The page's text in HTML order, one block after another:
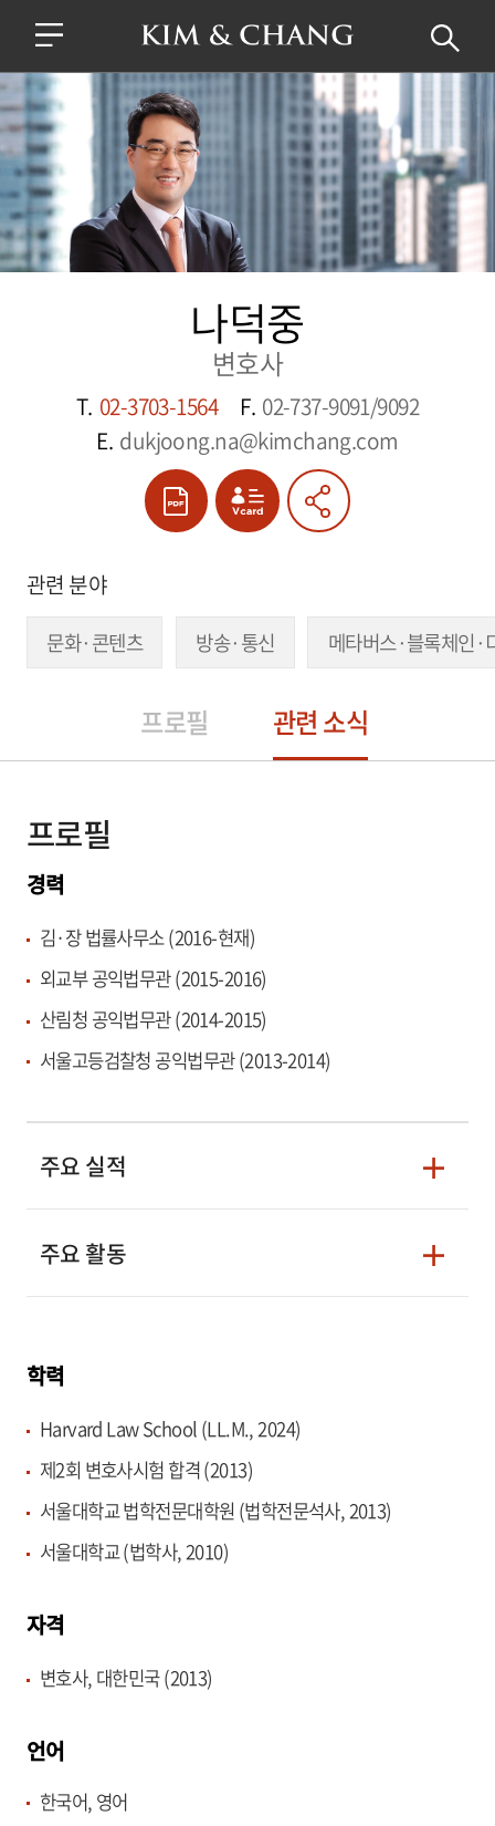
나덕중
변호사
T. 02-3703-1564 F. 02-737-9091/9092
E. dukjoong.na@kimchang.com
관련 분야
문화·콘텐츠 방송·통신 메타버스·블록체인·
프로필 관련 소식
프로필
경력
김·장 법률사무소 (2016-현재)
외교부 공익법무관 (2015-2016)
산림청 공익법무관 (2014-2015)
서울고등검찰청 공익법무관 (2013-2014)
주요 실적
주요 활동
학력
Harvard Law School (LL.M., 2024)
제2회 변호사시험 합격 (2013)
서울대학교 법학전문대학원 (법학전문석사, 2013)
서울대학교 (법학사, 2010)
자격
변호사, 대한민국 (2013)
언어
한국어, 영어